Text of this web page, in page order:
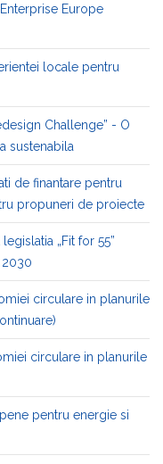
Europe
locale pentru
Challenge” - O
sustenabila
de finantare pentru
propuneri de proiecte
„Fit for 55”
circulare in planurile
circulare in planurile
pentru energie si